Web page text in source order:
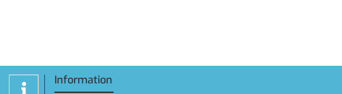
Information